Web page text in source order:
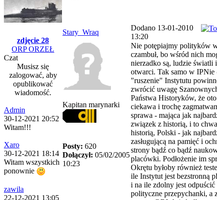
zdjęcie 28
ORP ORZEŁ
Czat
Musisz się
zalogować, aby
opublikować
wiadomość.
Admin
30-12-2021 20:52
Witam!!!
Xaro
30-12-2021 18:14
Witam wszystkich
ponownie
zawila
22-12-2021 13:05
Stary_Wraq
Dodano 13-01-2010
13:20
Kapitan marynarki
Posty: 620
Dołączył: 05/02/2005
10:23
Nie potępiajmy polityków
czambuł, bo wśród nich
nierzadko są, ludzie światli i
otwarci. Tak samo w IPNie
"ruszenie" Instytutu
zwrócić uwagę
Państwa Historyków, że
ciekawa i trochę
sprawa - mająca jak
związek z historią, i to
historią, Polski - jak
zasługującą na pamięć i
strony bądź co bądź
placówki. Podłożenie im
Okrętu byłoby również
ile Instytut jest bezstronną
i na ile zdolny jest odpuścić
polityczne przepychanki, a